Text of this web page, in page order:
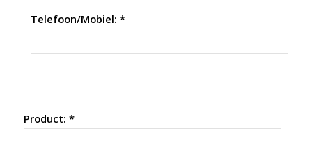
Telefoon/Mobiel: *
Product: *